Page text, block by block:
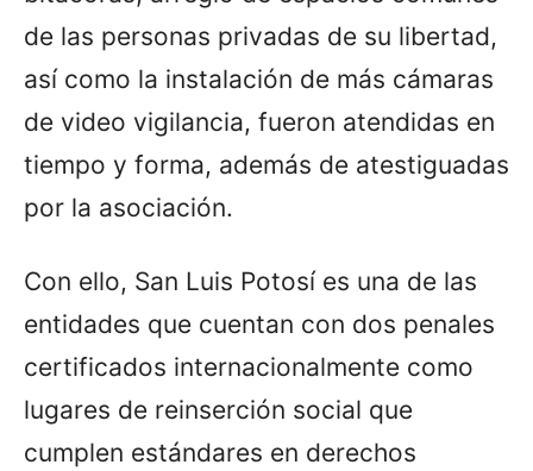
de las personas privadas de su libertad,
así como la instalación de más cámaras
de video vigilancia, fueron atendidas en
tiempo y forma, además de atestiguadas
por la asociación.
Con ello, San Luis Potosí es una de las
entidades que cuentan con dos penales
certificados internacionalmente como
lugares de reinserción social que
cumplen estándares en derechos